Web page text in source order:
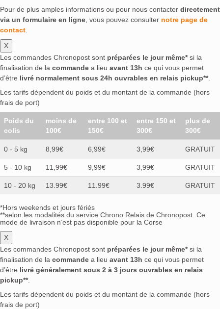
Pour de plus amples informations ou pour nous contacter directement
via un formulaire en ligne , vous pouvez consulter notre page de
contact
X
Les commandes Chronopost sont préparées le jour même*si la
finalisation de la commande a lieu avant 13h ce qui vous permet
d’être livré normalement sous 24h ouvrables en relais pickup**.
Les tarifs dépendent du poids et du montant de la commande (hors
frais de port)
Poids du
colis
moins de
100€
entre 100 et
150€
entre 150 et
300€
plus de
300€
0 - 5 kg 8,99€ 6,99€ 3,99€ GRATUIT
5 - 10 kg 11,99€ 9,99€ 3,99€ GRATUIT
10 - 20 kg 13.99€ 11.99€ 3.99€ GRATUIT
*Hors weekends et jours fériés
**selon les modalités du service Chrono Relais de Chronopost. Ce
mode de livraison n’est pas disponible pour la Corse
X
Les commandes Chronopost sont préparées le jour même*si la
finalisation de la commande a lieu avant 13h ce qui vous permet
d’être livré généralement sous 2 à 3 jours ouvrables en relais
pickup**.
Les tarifs dépendent du poids et du montant de la commande (hors
frais de port)